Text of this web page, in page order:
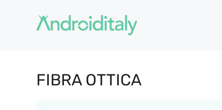
contenuto
FIBRA OTTICA